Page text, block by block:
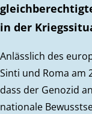
in der
Anlässlich des
Sinti und Roma am
dass der Genozid
nationale